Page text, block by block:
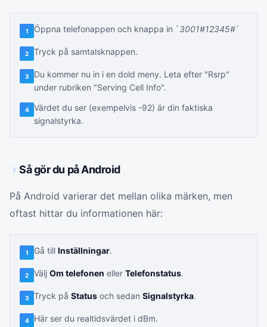
1 Öppna telefonappen och knappa in `3001#12345#`
2 Tryck på samtalsknappen.
3
Du kommer nu in i en dold meny. Leta efter "Rsrp"
under rubriken "Serving Cell Info".
4
Värdet du ser (exempelvis -92) är din faktiska
signalstyrka.
Så gör du på Android
På Android varierar det mellan olika märken, men
oftast hittar du informationen här:
1 Gå till Inställningar.
2 Välj Om telefonen eller Telefonstatus.
3 Tryck på Status och sedan Signalstyrka.
4 Här ser du realtidsvärdet i dBm.